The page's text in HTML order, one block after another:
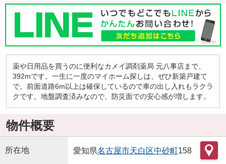
薬や日用品を買うのに便利なカメイ調剤薬局 元八事店まで、
392mです。一生に一度のマイホーム探しは、ぜひ新築戸建て
で。前面道路6m以上は確保しているので車の出し入れもラクラ
クです。地盤調査済みなので、防災面での安心感が増します。
物件概要
所在地 愛知県名古屋市天白区中砂町158